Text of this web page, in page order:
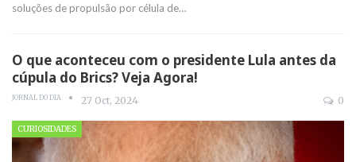
soluções de propulsão por célula de…
O que aconteceu com o presidente Lula antes da
cúpula do Brics? Veja Agora!
JORNAL DO DIA 27 Oct, 2024 0
CURIOSIDADES